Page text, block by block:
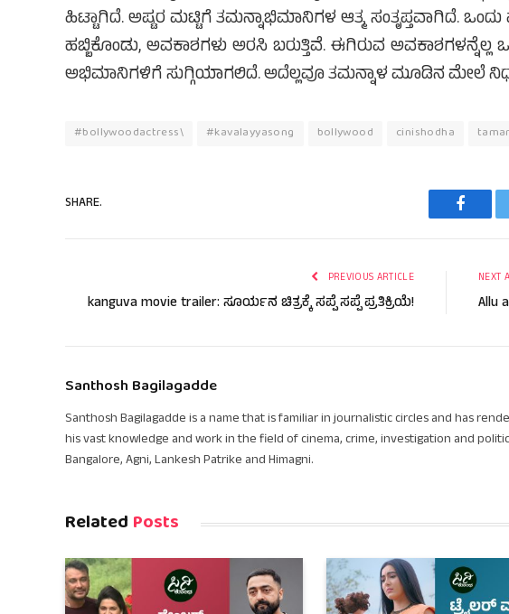
ಹಿಟ್ಟಾಗಿದೆ. ಅಷ್ಟರ ಮಟ್ಟಿಗೆ ತಮನ್ನಾಭಿಮಾನಿಗಳ ಆತ್ಮ ಸಂತೃಪ್ತವಾಗಿದೆ.
ಹಬ್ಬಿಕೊಂಡು, ಅವಕಾಶಗಳು ಅರಸಿ ಬರುತ್ತಿವೆ. ಈಗಿರುವ
ಅಭಿಮಾನಿಗಳಿಗೆ ಸುಗ್ಗಿಯಾಗಲಿದೆ. ಅದೆಲ್ಲವೂ ತಮನ್ನಾಳ ಮೂಡಿನ ಮೇಲೆ
#bollywoodactress\ #kavalayyasong bollywood cinishodha
SHARE.
PREVIOUS ARTICLE
kanguva movie trailer: ಸೂರ್ಯನ ಚಿತ್ರಕ್ಕೆ ಸಪ್ಪೆ ಸಪ್ಪೆ ಪ್ರತಿಕ್ರಿಯೆ!
NEXT
Allu
Santhosh Bagilagadde
Santhosh Bagilagadde is a name that is familiar in journalistic circles and has
his vast knowledge and work in the field of cinema, crime, investigation and
Bangalore, Agni, Lankesh Patrike and Himagni.
Related Posts